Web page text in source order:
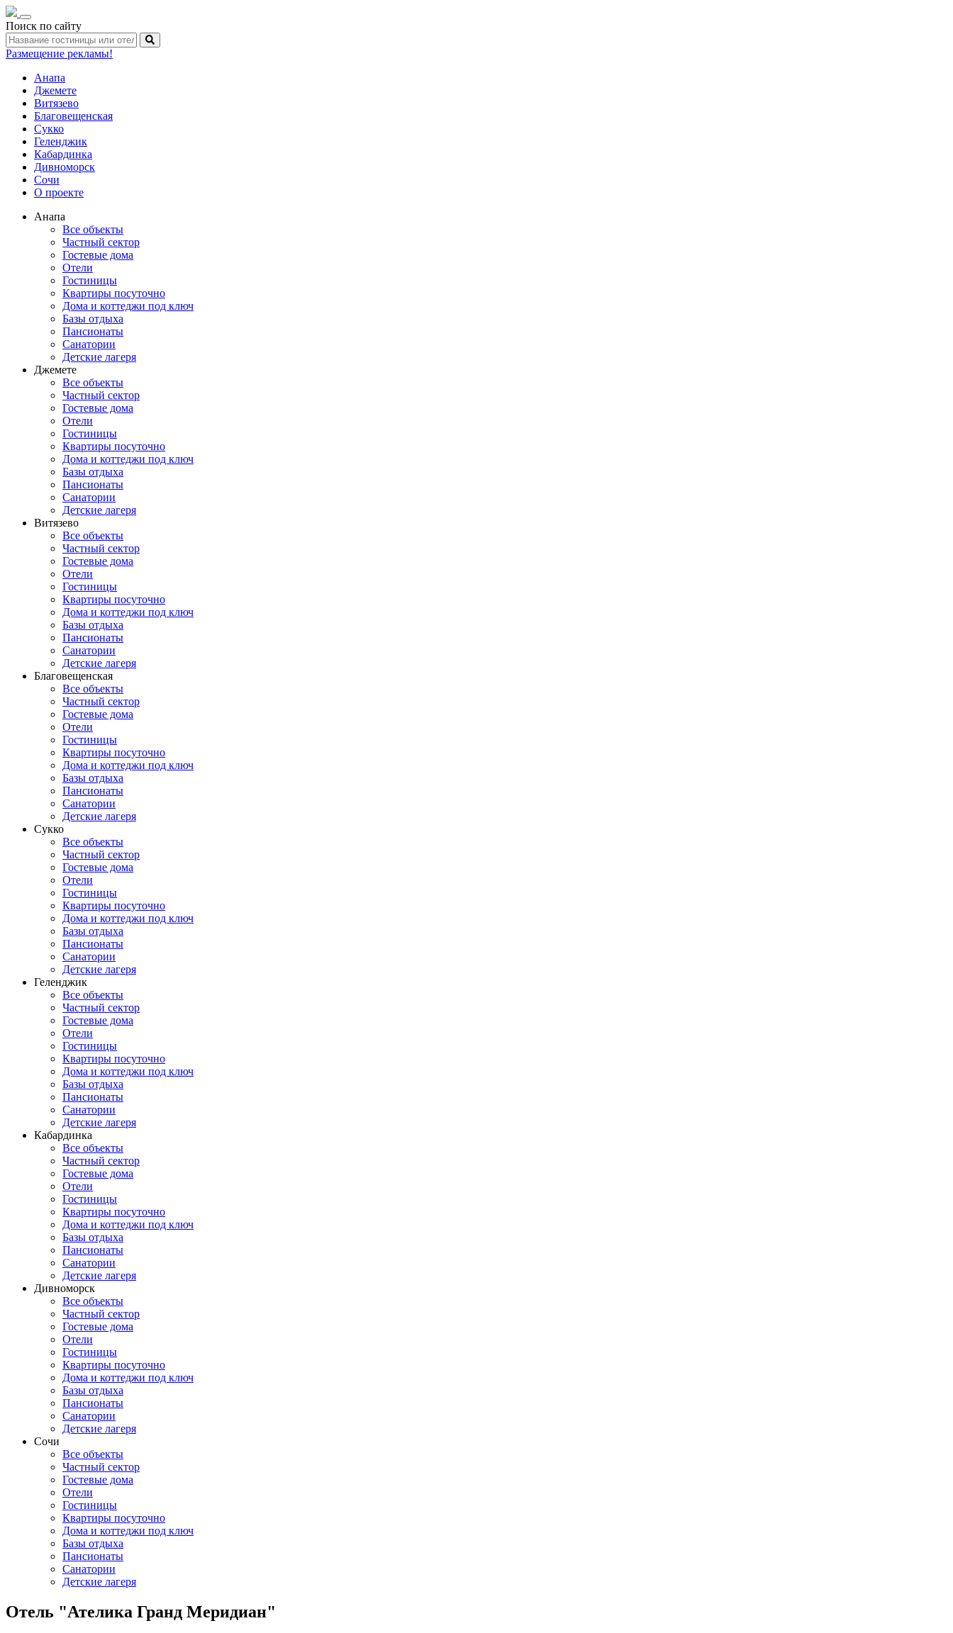
Toggle
navigation
Поиск по сайту
Размещение рекламы!
Анапа
Джемете
Витязево
Благовещенская
Сукко
Геленджик
Кабардинка
Дивноморск
Сочи
О проекте
Анапа
Все объекты
Частный сектор
Гостевые дома
Отели
Гостиницы
Квартиры посуточно
Дома и коттеджи под ключ
Базы отдыха
Пансионаты
Санатории
Детские лагеря
Джемете
Все объекты
Частный сектор
Гостевые дома
Отели
Гостиницы
Квартиры посуточно
Дома и коттеджи под ключ
Базы отдыха
Пансионаты
Санатории
Детские лагеря
Витязево
Все объекты
Частный сектор
Гостевые дома
Отели
Гостиницы
Квартиры посуточно
Дома и коттеджи под ключ
Базы отдыха
Пансионаты
Санатории
Детские лагеря
Благовещенская
Все объекты
Частный сектор
Гостевые дома
Отели
Гостиницы
Квартиры посуточно
Дома и коттеджи под ключ
Базы отдыха
Пансионаты
Санатории
Детские лагеря
Сукко
Все объекты
Частный сектор
Гостевые дома
Отели
Гостиницы
Квартиры посуточно
Дома и коттеджи под ключ
Базы отдыха
Пансионаты
Санатории
Детские лагеря
Геленджик
Все объекты
Частный сектор
Гостевые дома
Отели
Гостиницы
Квартиры посуточно
Дома и коттеджи под ключ
Базы отдыха
Пансионаты
Санатории
Детские лагеря
Кабардинка
Все объекты
Частный сектор
Гостевые дома
Отели
Гостиницы
Квартиры посуточно
Дома и коттеджи под ключ
Базы отдыха
Пансионаты
Санатории
Детские лагеря
Дивноморск
Все объекты
Частный сектор
Гостевые дома
Отели
Гостиницы
Квартиры посуточно
Дома и коттеджи под ключ
Базы отдыха
Пансионаты
Санатории
Детские лагеря
Сочи
Все объекты
Частный сектор
Гостевые дома
Отели
Гостиницы
Квартиры посуточно
Дома и коттеджи под ключ
Базы отдыха
Пансионаты
Санатории
Детские лагеря
Отель "Ателика Гранд Меридиан"